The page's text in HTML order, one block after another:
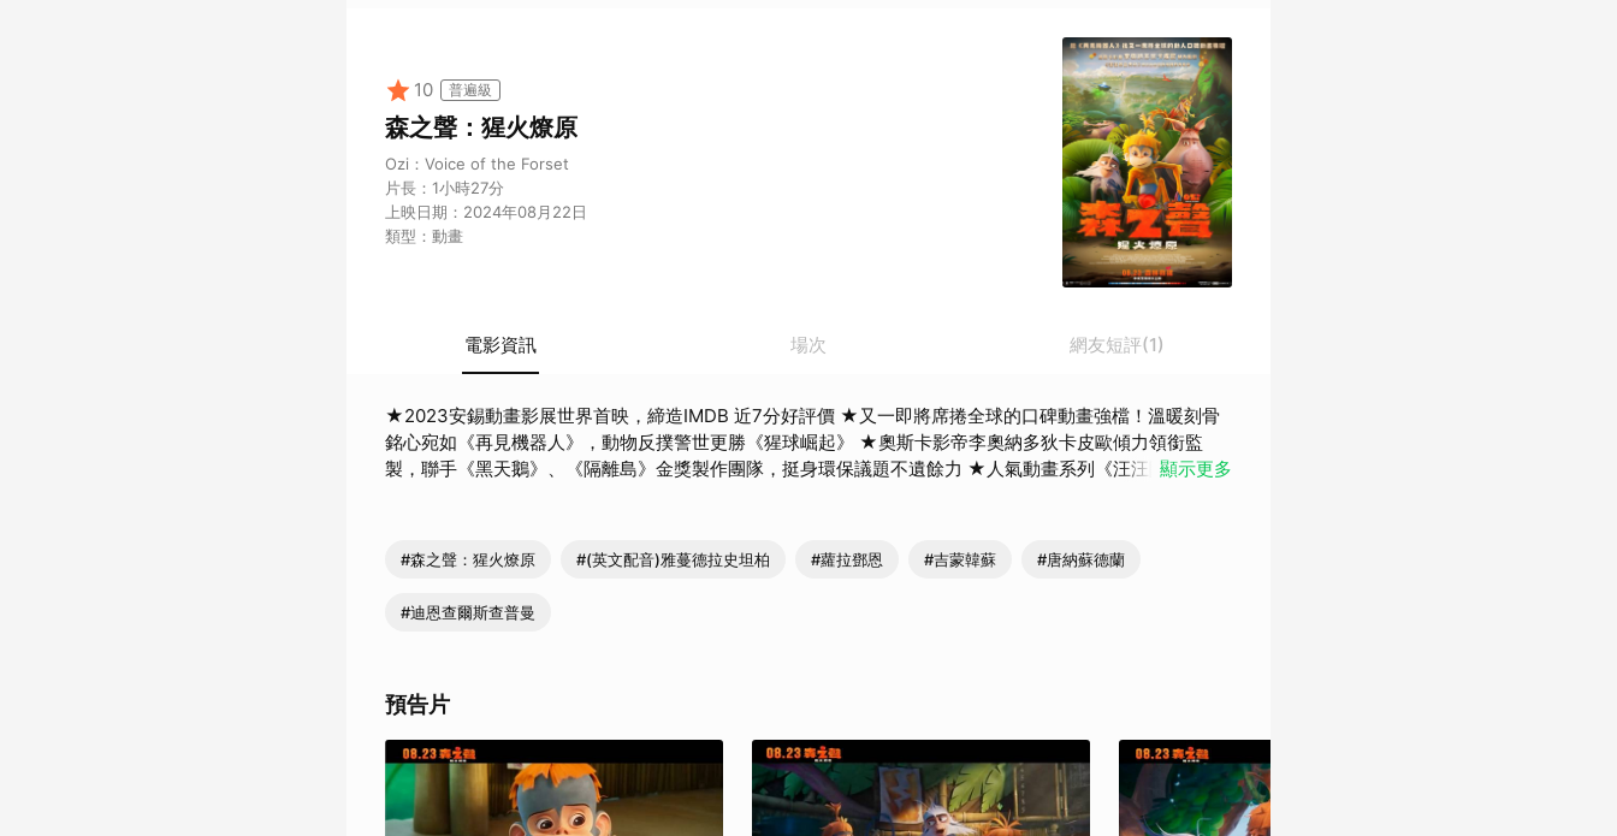
10 普遍級
森之聲：猩火燎原
Ozi：Voice of the Forset
片長： 1小時27分
上映日期： 2024年08月22日
類型： 動畫
電影資訊 場次 網友短評(1)
★2023安錫動畫影展世界首映，締造IMDB 近7分好評價 ★又一即將席捲全球的口碑動畫強檔！溫暖刻骨
銘心宛如《再見機器人》，動物反撲警世更勝《猩球崛起》 ★奧斯卡影帝李奧納多狄卡皮歐傾力領銜監
製，聯手《黑天鵝》、《隔離島》金獎製作團隊，挺身環保議題不遺餘力 ★人氣動畫系列《汪汪隊立大
《飢餓遊戲》唐納蘇德蘭、《沙贊！》吉蒙韓蘇等人爭相配音力挺 「動畫是一種強大的溝通工具，可以創
造永恆的故事。《森之聲：
顯示更多
#森之聲：猩火燎原 #(英文配音)雅蔓德拉史坦柏 #蘿拉鄧恩 #吉蒙韓蘇 #唐納蘇德蘭
#迪恩查爾斯查普曼
預告片
取消